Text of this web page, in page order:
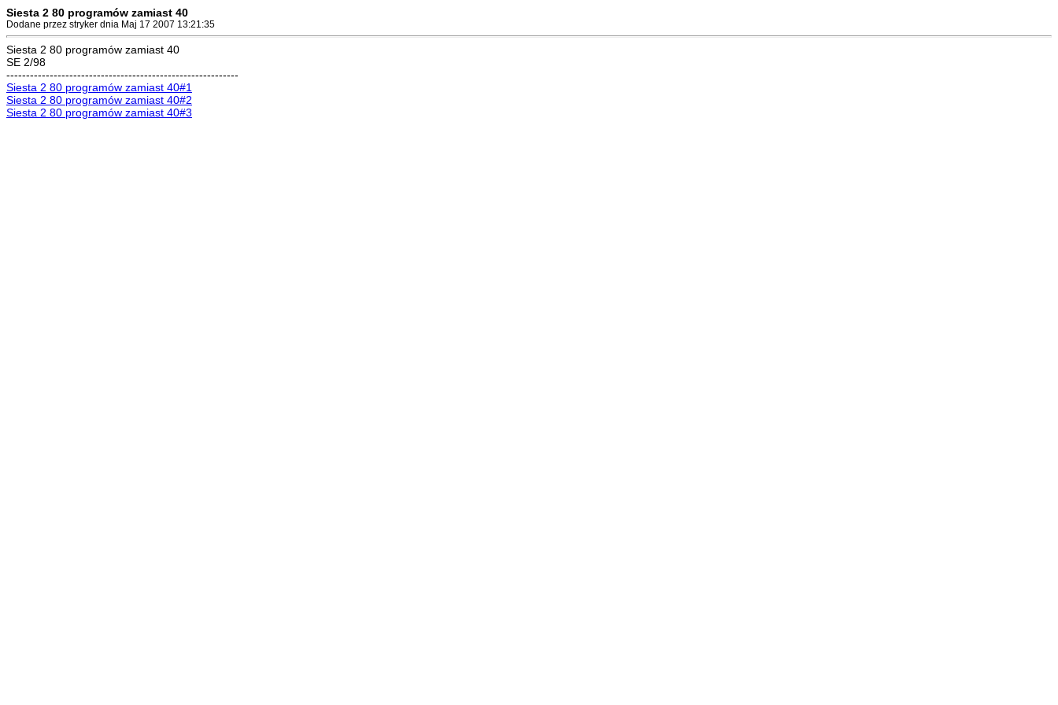
Siesta 2 80 programów zamiast 40
Dodane przez stryker dnia Maj 17 2007 13:21:35
Siesta 2 80 programów zamiast 40
SE 2/98
-----------------------------------------------------------
Siesta 2 80 programów zamiast 40#1
Siesta 2 80 programów zamiast 40#2
Siesta 2 80 programów zamiast 40#3